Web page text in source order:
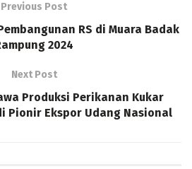
Previous Post
RS di Muara Badak
2024
Next Post
Produksi Perikanan Kukar
Pionir Ekspor Udang Nasional